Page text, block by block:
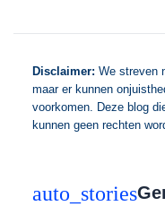
Disclaimer: We streven
maar er kunnen
voorkomen. Deze blog
kunnen geen rechten
auto_stories